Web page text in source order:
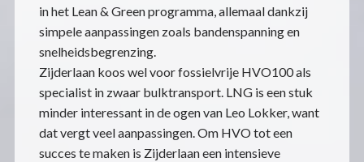
in het Lean & Green programma, allemaal dankzij
simpele aanpassingen zoals bandenspanning en
snelheidsbegrenzing.
Zijderlaan koos wel voor fossielvrije HVO100 als
specialist in zwaar bulktransport. LNG is een stuk
minder interessant in de ogen van Leo Lokker, want
dat vergt veel aanpassingen. Om HVO tot een
succes te maken is Zijderlaan een intensieve